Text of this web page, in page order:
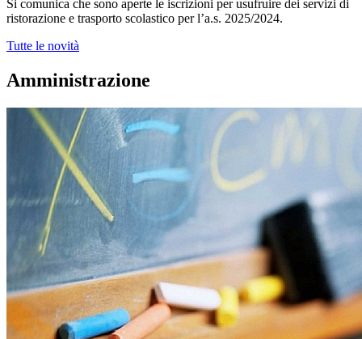
Si comunica che sono aperte le iscrizioni per usufruire dei servizi di
ristorazione e trasporto scolastico per l’a.s. 2025/2024.
Tutte le novità
Amministrazione